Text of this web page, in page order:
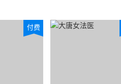
付费